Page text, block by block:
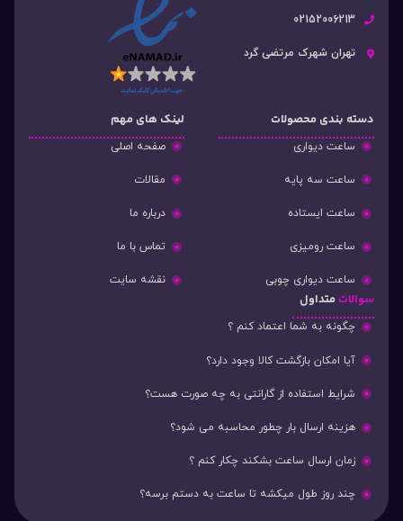
02152006213
تهران شهرک مرتضی گرد
دسته‌ بندی محصولات
ساعت دیواری
ساعت سه پایه
ساعت ایستاده
ساعت رومیزی
ساعت دیواری چوبی
لینک های مهم
صفحه اصلی
مقالات
درباره ما
تماس با ما
نقشه سایت
سوالات متداول
چگونه به شما اعتماد کنم ؟
آیا امکان بازگشت کالا وجود دارد؟
شرایط استفاده از گارانتی به چه صورت هست؟
هزینه ارسال بار چطور محاسبه می شود؟
زمان ارسال ساعت بشکند چکار کنم ؟
چند روز طول میکشه تا ساعت به دستم برسه؟